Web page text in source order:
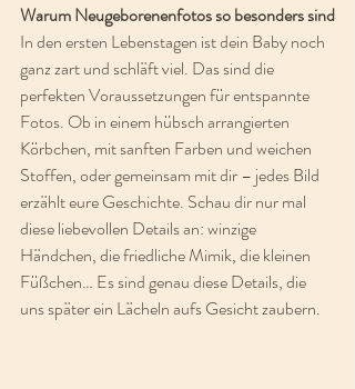
Warum Neugeborenenfotos so besonders sind
In den ersten Lebenstagen ist dein Baby noch
ganz zart und schläft viel. Das sind die
perfekten Voraussetzungen für entspannte
Fotos. Ob in einem hübsch arrangierten
Körbchen, mit sanften Farben und weichen
Stoffen, oder gemeinsam mit dir – jedes Bild
erzählt eure Geschichte. Schau dir nur mal
diese liebevollen Details an: winzige
Händchen, die friedliche Mimik, die kleinen
Füßchen… Es sind genau diese Details, die
uns später ein Lächeln aufs Gesicht zaubern.